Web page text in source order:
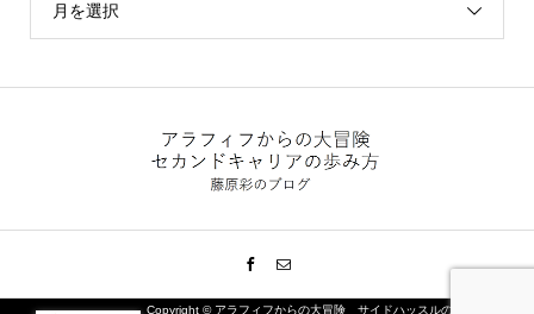
月を選択
Copyright ©アラフィフからの大冒険 サイドハッスルの楽しみ方.